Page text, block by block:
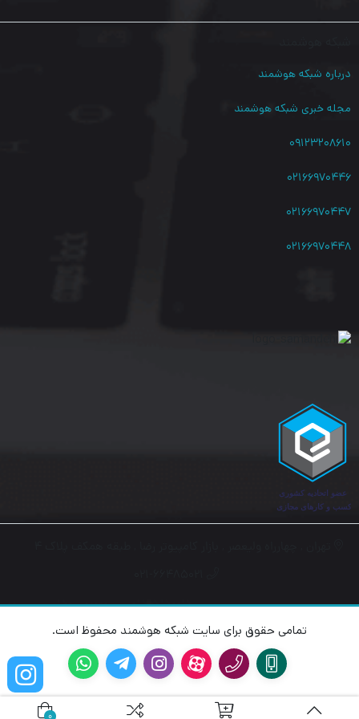
درباره شبکه هوشمند
مجله خبری شبکه هوشمند
۰۹۱۲۳۲۰۸۶۱۰
۰۲۱۶۶۹۷۰۴۴۶
۰۲۱۶۶۹۷۰۴۴۷
۰۲۱۶۶۹۷۰۴۴۸
تمامی حقوق برای سایت شبکه هوشمند محفوظ است.